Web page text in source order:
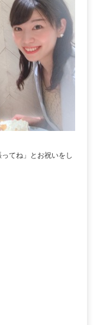
てね」とお祝いをし